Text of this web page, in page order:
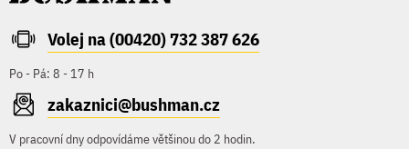
Volej na (00420) 732 387 626
Po - Pá: 8 - 17 h
zakaznici@bushman.cz
V pracovní dny odpovídáme většinou do 2 hodin.